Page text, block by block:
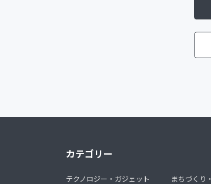
カテゴリー
テクノロジー・ガジェット
まちづくり